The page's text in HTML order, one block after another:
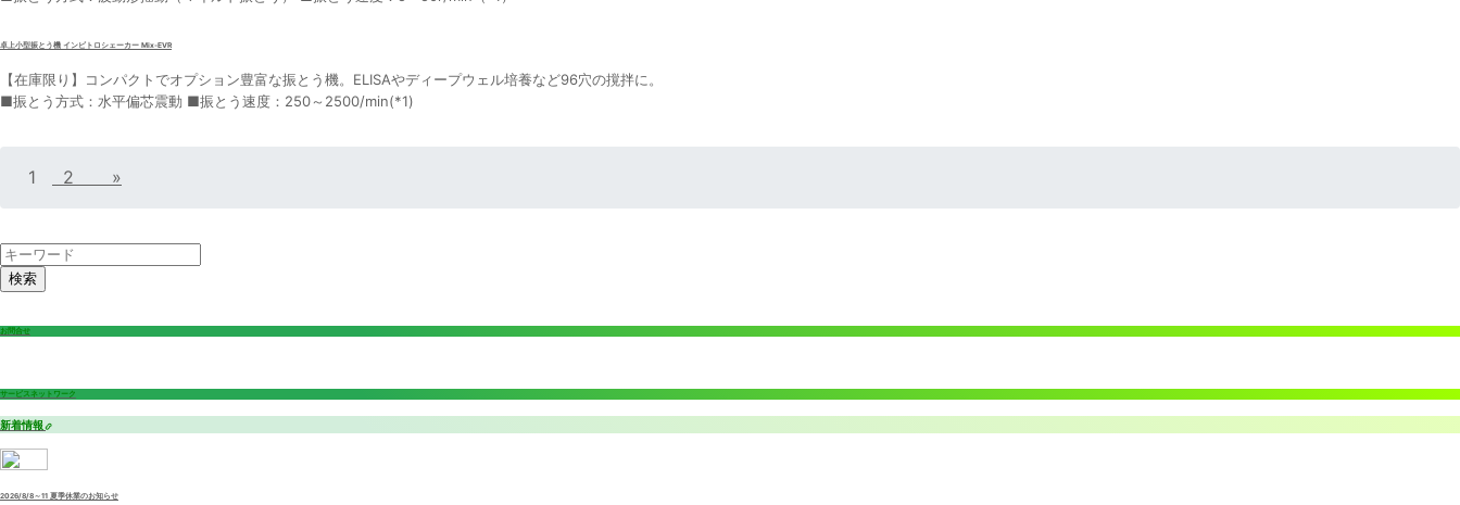
卓上小型振とう機 インビトロシェーカー Mix-EVR
【在庫限り】コンパクトでオプション豊富な振とう機。ELISAやディープウェル培養など96穴の撹拌に。
■振とう方式：水平偏芯震動 ■振とう速度：250～2500/min(*1)
1 2 »
検索
お問合せ
サービスネットワーク
新着情報
2026/8/8～11 夏季休業のお知らせ